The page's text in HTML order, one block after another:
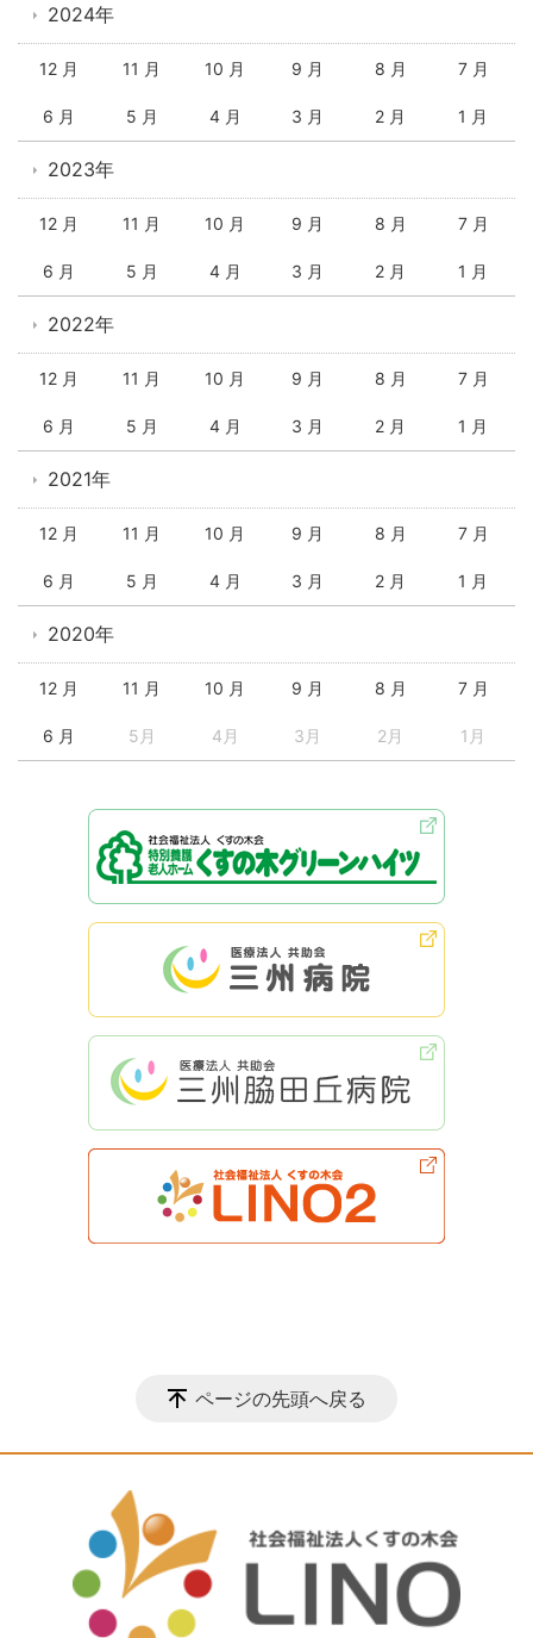
2024年
12 月 11 月 10 月 9 月 8 月 7 月
6 月 5 月 4 月 3 月 2 月 1 月
2023年
12 月 11 月 10 月 9 月 8 月 7 月
6 月 5 月 4 月 3 月 2 月 1 月
2022年
12 月 11 月 10 月 9 月 8 月 7 月
6 月 5 月 4 月 3 月 2 月 1 月
2021年
12 月 11 月 10 月 9 月 8 月 7 月
6 月 5 月 4 月 3 月 2 月 1 月
2020年
12 月 11 月 10 月 9 月 8 月 7 月
6 月 5月 4月 3月 2月 1月
ページの先頭へ戻る